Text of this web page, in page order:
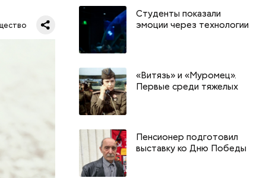
Студенты показали
эмоции через технологии
«Витязь» и «Муромец».
Первые среди тяжелых
Пенсионер подготовил
выставку ко Дню Победы